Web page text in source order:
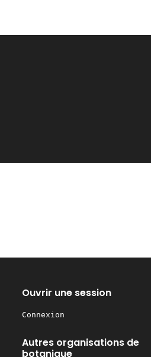
Ouvrir une session
Connexion
Autres organisations de
botanique